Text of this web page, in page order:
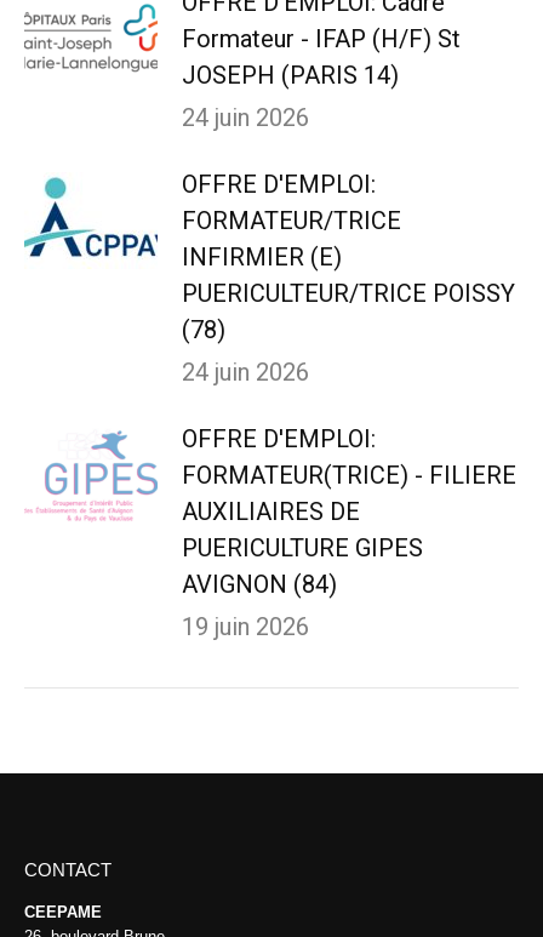
Formateur - IFAP (H/F) St
JOSEPH (PARIS 14)
24 juin 2026
OFFRE D'EMPLOI:
FORMATEUR/TRICE
INFIRMIER (E)
PUERICULTEUR/TRICE POISSY
(78)
24 juin 2026
OFFRE D'EMPLOI:
FORMATEUR(TRICE) - FILIERE
AUXILIAIRES DE
PUERICULTURE GIPES
AVIGNON (84)
19 juin 2026
CONTACT
CEEPAME